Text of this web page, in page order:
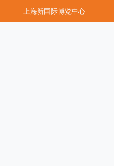
上海新国际博览中心